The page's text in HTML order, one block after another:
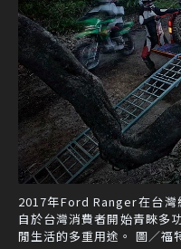
2017年Ford Ranger在台
自於台灣消費者開始青睞多
閒生活的多重用途。 圖／福